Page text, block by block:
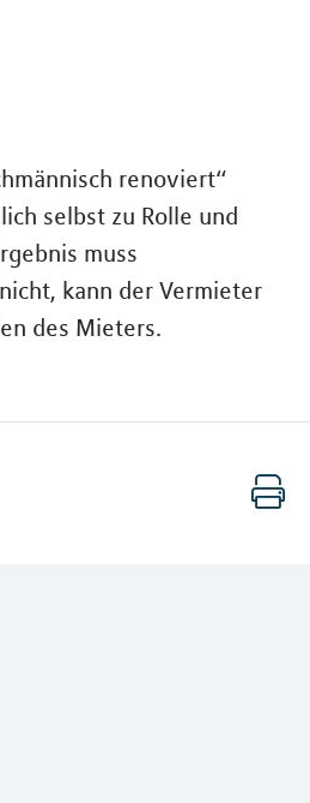
renoviert“
selbst zu Rolle und
muss
kann der Vermieter
des Mieters.